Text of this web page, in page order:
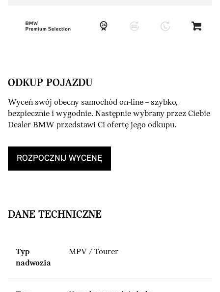
ODKUP POJAZDU
Wyceń swój obecny samochód on-line – szybko,
bezpiecznie i wygodnie. Następnie wybrany przez Ciebie
Dealer BMW przedstawi Ci ofertę jego odkupu.
ROZPOCZNIJ WYCENĘ
DANE TECHNICZNE
Typ
nadwozia
MPV / Tourer